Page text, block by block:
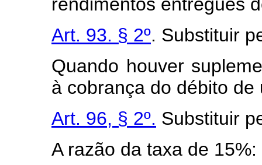
Art. 93. § 2º. Substituir
Quando houver
à cobrança do débito de
Art. 96, § 2º. Substituir
A razão da taxa de 15%: